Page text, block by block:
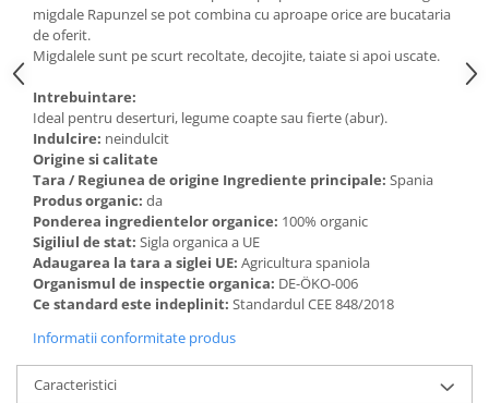
Paste si fidea
Paste bio din emmer
Paste bio din grau
Paste bio din spelta
Paste bio fara gluten
Paste bio integrale
Paste bio pentru copii
Paste fainoase bio
Pateu, sosuri si conserve
Conserve de peste bio
Crenvursti si pateu din carne bio
Pateu bio si creme vegetale
Sosuri bio
Produse din tomate
migdale Rapunzel se pot combina cu aproape orice are bucataria
de oferit.
Migdalele sunt pe scurt recoltate, decojite, taiate si apoi uscate.
Intrebuintare:
Ideal pentru deserturi, legume coapte sau fierte (abur).
Indulcire: neindulcit
Origine si calitate
Tara / Regiunea de origine Ingrediente principale: Spania
Produs organic: da
Ponderea ingredientelor organice: 100% organic
Sigiliul de stat: Sigla organica a UE
Adaugarea la tara a siglei UE: Agricultura spaniola
Organismul de inspectie organica: DE-ÖKO-006
Ce standard este indeplinit: Standardul CEE 848/2018
Informatii conformitate produs
Caracteristici